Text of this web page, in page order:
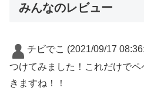
みんなのレビュー
チビでこ (2021/09/17
つけてみました！これだけで
きますね！！